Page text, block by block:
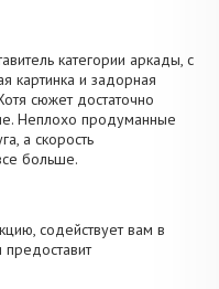
категории аркады, с
картинка и задорная
сюжет достаточно
Неплохо продуманные
а скорость
больше.
содействует вам в